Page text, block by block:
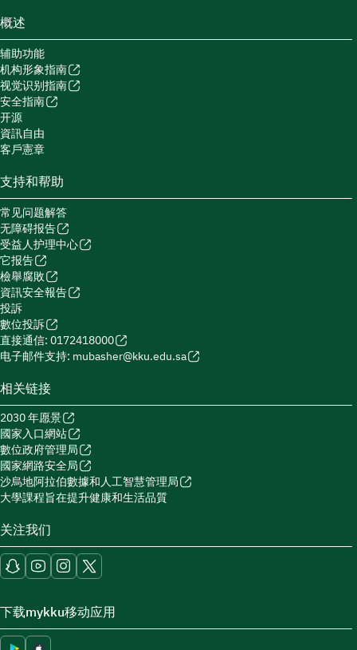
概述
辅助功能
机构形象指南
视觉识别指南
安全指南
开源
資訊自由
客戶憲章
支持和帮助
常见问题解答
无障碍报告
受益人护理中心
它报告
檢舉腐敗
資訊安全報告
投訴
數位投訴
直接通信: 0172418000
电子邮件支持: mubasher@kku.edu.sa
相关链接
2030 年愿景
國家入口網站
數位政府管理局
國家網路安全局
沙烏地阿拉伯數據和人工智慧管理局
大學課程旨在提升健康和生活品質
关注我们
下载mykku移动应用